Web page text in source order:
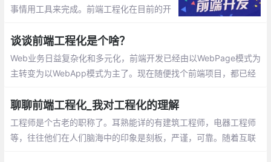
事情用工具来完成。前端工程化在目前的开
的前端，都应该确立前端工程化的开发思维
和开发方法
谈谈前端工程化是个啥？
Web业务日益复杂化和多元化，前端开发已经由以WebPage模式为
主转变为以WebApp模式为主了。现在随便找个前端项目，都已经
了就会产生许多问题，比如：如何进行高效的多人协作？如何保证
项目的可维护性？如何提高项目的开发质量？
聊聊前端工程化_我对工程化的理解
工程师是个古老的职称了。耳熟能详的有建筑工程师，电器工程师
等，往往他们在人们脑海中的印象是刻板，严谨，可靠。随着互联